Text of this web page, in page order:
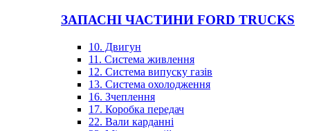
ЗАПАСНІ ЧАСТИНИ FORD TRUCKS
10. Двигун
11. Система живлення
12. Система випуску газів
13. Система охолодження
16. Зчеплення
17. Коробка передач
22. Вали карданні